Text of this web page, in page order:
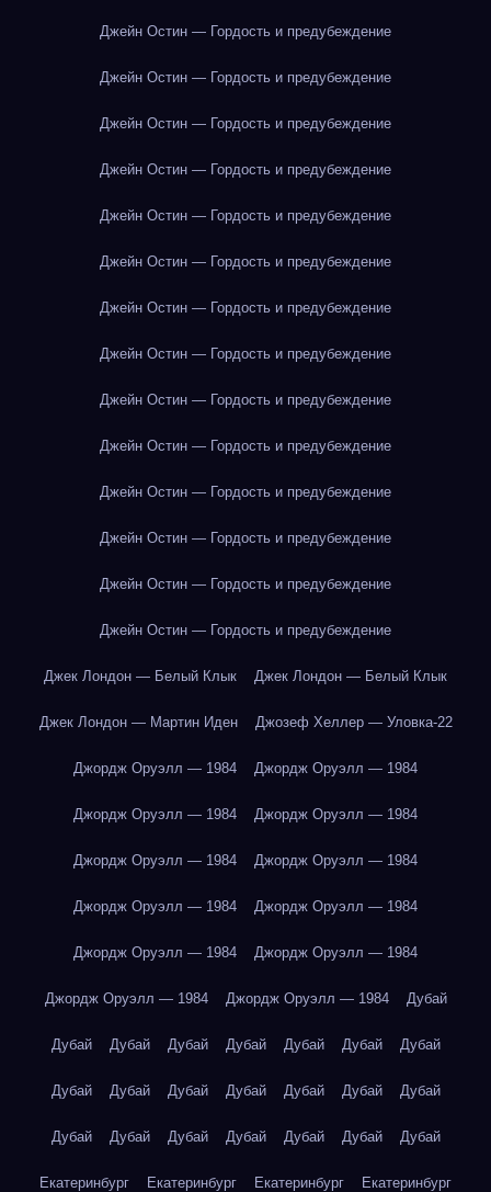
Джейн Остин — Гордость и предубеждение
Джейн Остин — Гордость и предубеждение
Джейн Остин — Гордость и предубеждение
Джейн Остин — Гордость и предубеждение
Джейн Остин — Гордость и предубеждение
Джейн Остин — Гордость и предубеждение
Джейн Остин — Гордость и предубеждение
Джейн Остин — Гордость и предубеждение
Джейн Остин — Гордость и предубеждение
Джейн Остин — Гордость и предубеждение
Джейн Остин — Гордость и предубеждение
Джейн Остин — Гордость и предубеждение
Джейн Остин — Гордость и предубеждение
Джейн Остин — Гордость и предубеждение
Джек Лондон — Белый Клык Джек Лондон — Белый Клык
Джек Лондон — Мартин Иден Джозеф Хеллер — Уловка-22
Джордж Оруэлл — 1984 Джордж Оруэлл — 1984
Джордж Оруэлл — 1984 Джордж Оруэлл — 1984
Джордж Оруэлл — 1984 Джордж Оруэлл — 1984
Джордж Оруэлл — 1984 Джордж Оруэлл — 1984
Джордж Оруэлл — 1984 Джордж Оруэлл — 1984
Джордж Оруэлл — 1984 Джордж Оруэлл — 1984 Дубай
Дубай Дубай Дубай Дубай Дубай Дубай Дубай
Дубай Дубай Дубай Дубай Дубай Дубай Дубай
Дубай Дубай Дубай Дубай Дубай Дубай Дубай
Екатеринбург Екатеринбург Екатеринбург Екатеринбург